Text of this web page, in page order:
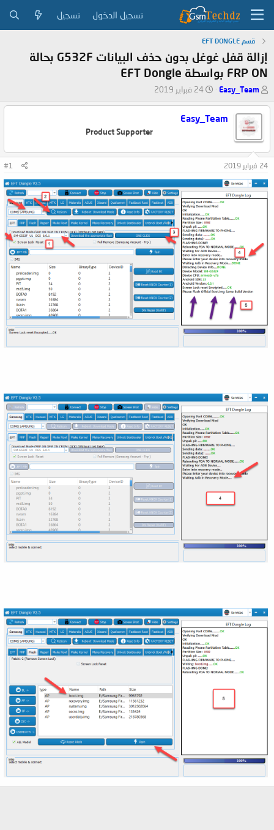
تسجيل الدخول تسجيل
قسم EFT DONGLE
إزالة قفل غوغل بدون حذف البيانات G532F بحالة
FRP ON بواسطة EFT Dongle
ب
ئ
ل
م
و
و
ع
Easy_Team
ت
ي
ل
ء
24 فبراير 2019
Easy_Team
Product Supporter
24 فبراير 2019 #1